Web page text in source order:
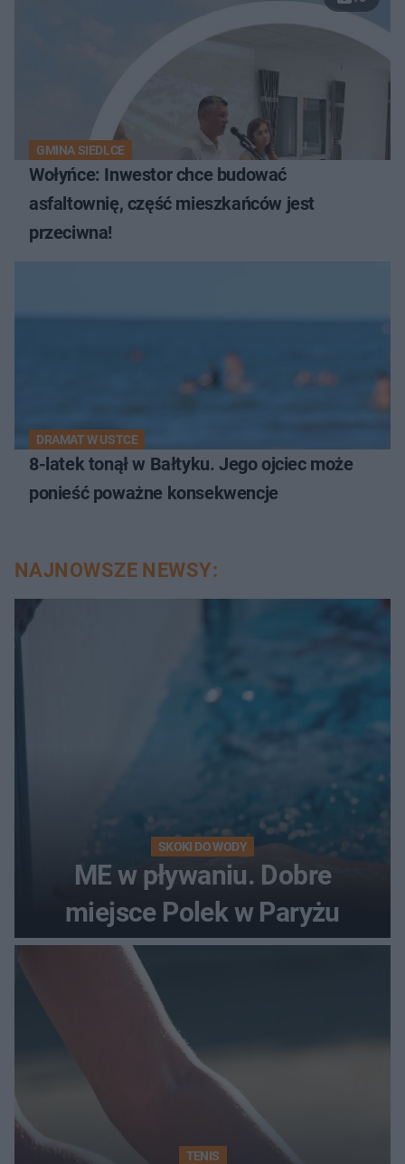
GMINA SIEDLCE
Wołyńce: Inwestor chce budować
asfaltownię, część mieszkańców jest
przeciwna!
DRAMAT W USTCE
8-latek tonął w Bałtyku. Jego ojciec może
ponieść poważne konsekwencje
NAJNOWSZE NEWSY:
SKOKI DO WODY
ME w pływaniu. Dobre
miejsce Polek w Paryżu
TENIS